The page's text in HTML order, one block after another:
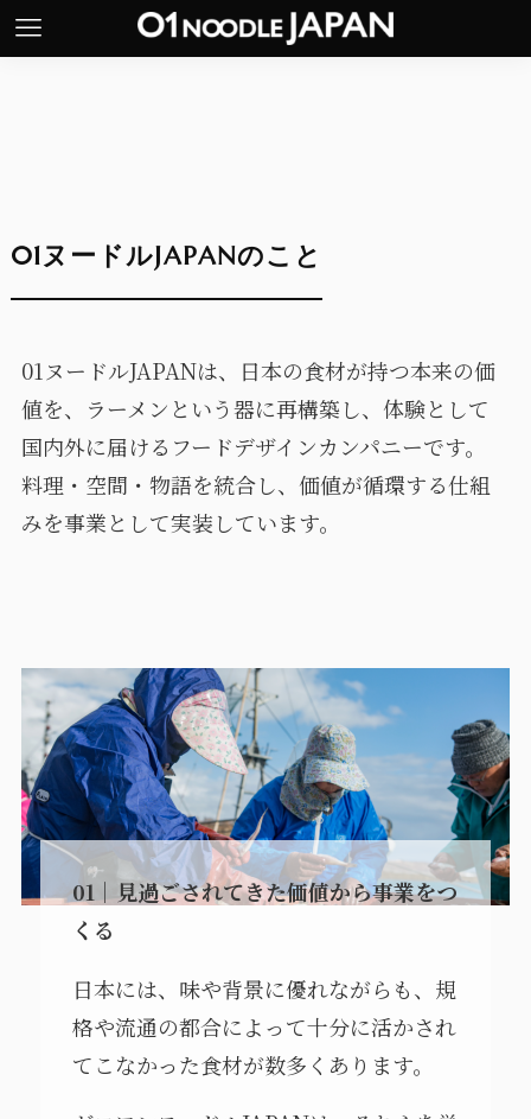
01ヌ ー ドルJAPANのこ と
01ヌードルJAPANは、日本の食材が持つ本来の価
値を、ラーメンという器に再構築し、体験として
国内外に届けるフードデザインカンパニーです。
料理・空間・物語を統合し、価値が循環する仕組
みを事業として実装しています。
01｜見過ごされてきた価値から事業をつ
くる
日本には、味や背景に優れながらも、規
格や流通の都合によって十分に活かされ
てこなかった食材が数多くあります。